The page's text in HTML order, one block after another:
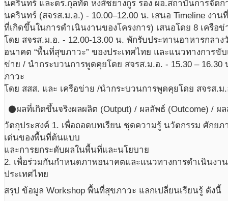
นครินทร์ และดร.กุลทัต หงส์ชยางกูร รอง ผอ.สถาบันการจัด
นครินทร์ (สจรส.ม.อ.) - 10.00–12.00 น. เสนอ Timeline งา
ที่เกิดขึ้นในการดำเนินงานของโครงการ) เสนอโดย 8 เครือ
โดย สจรส.ม.อ. - 12.00-13.00 น. พักรับประทานอาหารกลาง
อนาคต “พื้นที่สุขภาวะ” ของประเทศไทย และแนวทางการขับ
ข่าย / นำกระบวนการพูดคุยโดย สจรส.ม.อ. - 15.30 –
ภาวะ
โดย สสส. และ เครือข่าย /นำกระบวนการพูดคุยโดย สจรส.ม
circleผลที่เกิดขึ้นจริงผลผลิต (Output) / ผลลัพธ์ (Outcome) /
วัตถุประสงค์ 1. เพื่อถอดบทเรียน ชุดความรู้ นวัตกรรม ศักย
เด่นของพื้นที่ต้นแบบ
และการยกระดับผลในพื้นที่และนโยบาย
2. เพื่อร่วมกันกำหนดภาพอนาคตและแนวทางการดำเนินงา
ประเทศไทย
สรุป ข้อมูล Workshop พื้นที่สุขภาวะ แลกเปลี่ยนเรียนรู้ ดังนี้